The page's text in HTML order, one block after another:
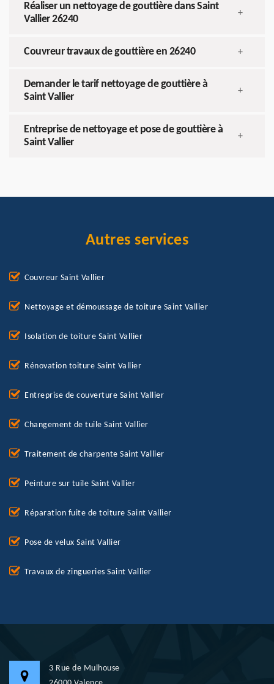
Réaliser un nettoyage de gouttière dans Saint
Vallier 26240
+
Couvreur travaux de gouttière en 26240 +
Demander le tarif nettoyage de gouttière à
Saint Vallier
+
Entreprise de nettoyage et pose de gouttière à
Saint Vallier
+
Autres services
Couvreur Saint Vallier
Nettoyage et démoussage de toiture Saint Vallier
Isolation de toiture Saint Vallier
Rénovation toiture Saint Vallier
Entreprise de couverture Saint Vallier
Changement de tuile Saint Vallier
Traitement de charpente Saint Vallier
Peinture sur tuile Saint Vallier
Réparation fuite de toiture Saint Vallier
Pose de velux Saint Vallier
Travaux de zingueries Saint Vallier
3 Rue de Mulhouse